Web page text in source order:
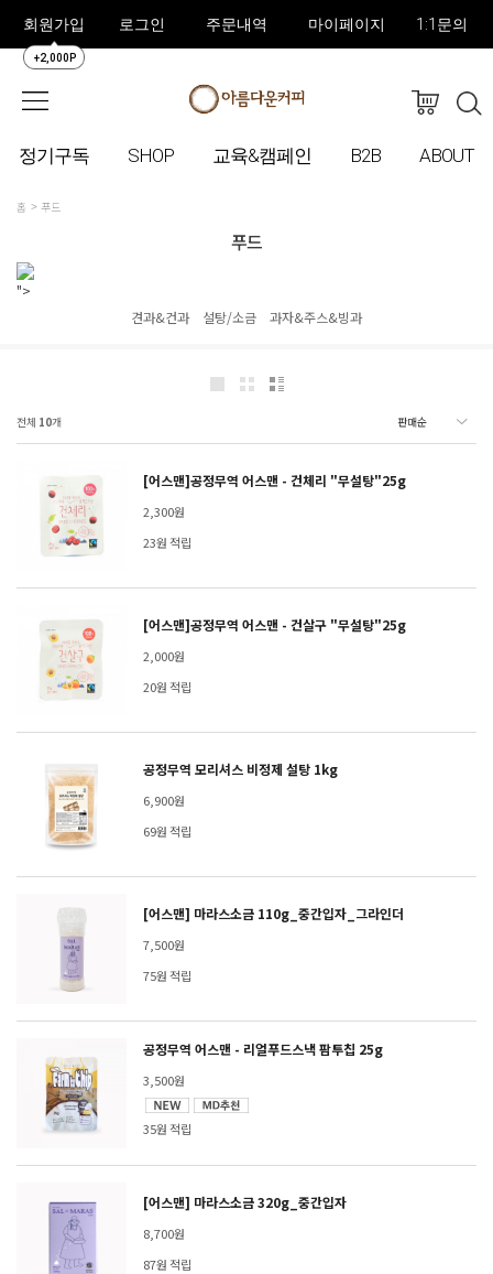
회원가입
+2,000P
로그인 주문내역 마이페이지 1:1문의
정기구독 SHOP 교육&캠페인 B2B ABOUT
홈 푸드
푸드
">
견과&건과
설탕/소금 과자&주스&빙과
전체 10개
[어스맨]공정무역 어스맨 - 건체리 "무설탕"25g
2,300원
23원 적립
[어스맨]공정무역 어스맨 - 건살구 "무설탕"25g
2,000원
20원 적립
공정무역 모리셔스 비정제 설탕 1kg
6,900원
69원 적립
[어스맨] 마라스소금 110g_중간입자_그라인더
7,500원
75원 적립
공정무역 어스맨 - 리얼푸드스낵 팜투칩 25g
3,500원
35원 적립
[어스맨] 마라스소금 320g_중간입자
8,700원
87원 적립